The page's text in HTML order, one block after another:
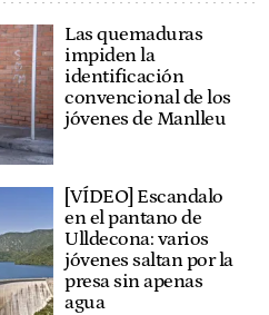
Las quemaduras
impiden la
identificación
convencional de los
jóvenes de Manlleu
[VÍDEO] Escandalo
en el pantano de
Ulldecona: varios
jóvenes saltan por la
presa sin apenas
agua